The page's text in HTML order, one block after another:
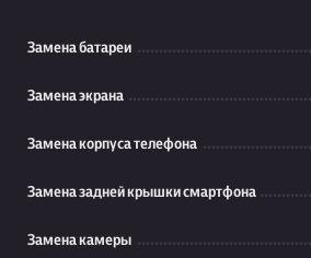
Замена батареи
Замена экрана
Замена корпуса телефона
Замена задней крышки смартфона
Замена камеры